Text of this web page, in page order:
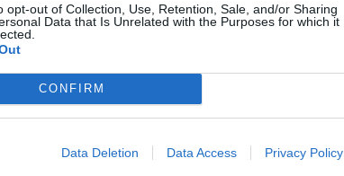
opt-out of Collection, Use, Retention, Sale, and/or Sharing
Data that Is Unrelated with the Purposes for which it
CONFIRM
Data Deletion Data Access Privacy Policy
movilización sostiene que las únicas
-la supermanzana y los huertos urbanos-
del anterior gobierno y financiados con
que se han quedado por el camino
de calles frente a las altas temperaturas,
vacíos del barrio.